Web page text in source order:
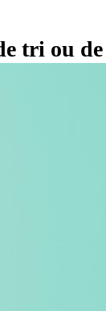
tri ou de